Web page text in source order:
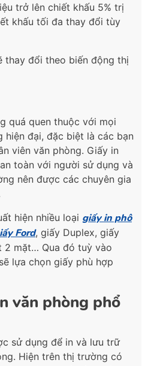
trở lên chiết khấu 5% trị
khấu tối đa thay đổi tùy
thay đổi theo biến động thị
quá quen thuộc với mọi
hiện đại, đặc biệt là các bạn
viên văn phòng. Giấy in
toàn với người sử dụng và
nên được các chuyên gia
hiện nhiều loại giấy in phô
Ford, giấy Duplex, giấy
2 mặt… Qua đó tuỳ vào
lựa chọn giấy phù hợp
văn phòng phổ
sử dụng để in và lưu trữ
Hiện trên thị trường có